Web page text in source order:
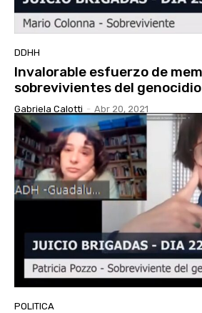
DDHH
Invalorable esfuerzo de
sobrevivientes del genocidio
Gabriela Calotti - Abr 20, 2021
POLITICA